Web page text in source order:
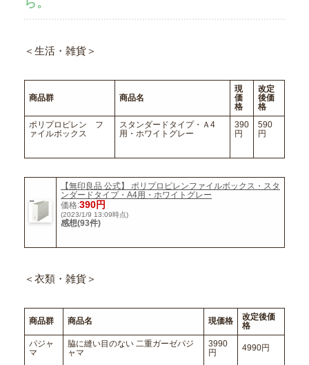
ら。
＜生活・雑貨＞
商品群 商品名
現
価
格
改定
後価
格
ポリプロピレン フ
ァイルボックス
スタンダードタイプ・Ａ4
用・ホワイトグレー
390
円
590
円
【無印良品 公式】 ポリプロピレンファイルボックス・スタ
ンダードタイプ・A4用・ホワイトグレー
価格:390円
(2023/1/9 13:09時点)
感想(93件)
＜衣類・雑貨＞
商品群 商品名 現価格
改定後価
格
パジャ
マ
脇に縫い目のない 二重ガーゼパジ
ャマ
3990
円
4990円